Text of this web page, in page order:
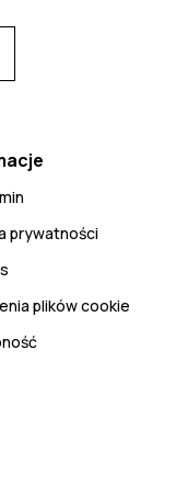
prywatności
plików cookie